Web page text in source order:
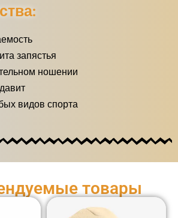
запястья
ношении
видов спорта
товары